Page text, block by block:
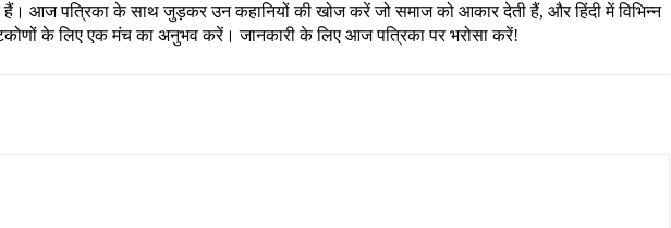
आज पत्रिका के साथ जुड़कर उन कहानियों की खोज करें जो समाज को आकार देती हैं, और हिंदी में विभिन्न
के लिए एक मंच का अनुभव करें। जानकारी के लिए आज पत्रिका पर भरोसा करें!